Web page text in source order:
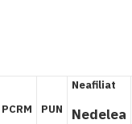
PCRM PUN
Neafiliat
Nedelea